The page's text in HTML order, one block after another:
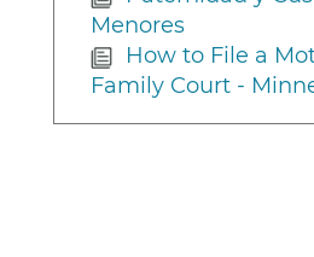
Menores
How to File a
Family Court -